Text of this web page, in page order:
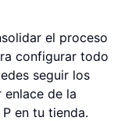
el proceso
configurar todo
seguir los
enlace de la
en tu tienda.